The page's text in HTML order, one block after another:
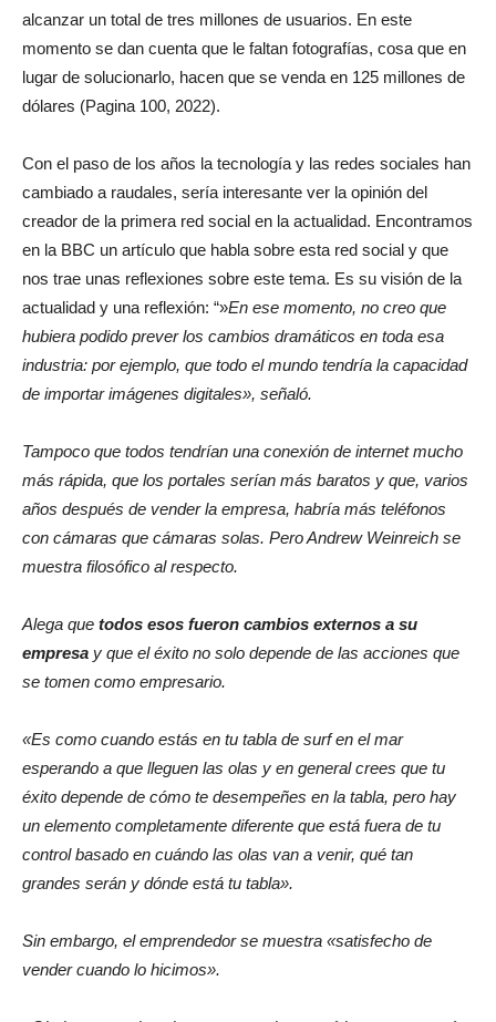
alcanzar un total de tres millones de usuarios. En este
momento se dan cuenta que le faltan fotografías, cosa que en
lugar de solucionarlo, hacen que se venda en 125 millones de
dólares (Pagina 100, 2022).
Con el paso de los años la tecnología y las redes sociales han
cambiado a raudales, sería interesante ver la opinión del
creador de la primera red social en la actualidad. Encontramos
en la BBC un artículo que habla sobre esta red social y que
nos trae unas reflexiones sobre este tema. Es su visión de la
actualidad y una reflexión: “»En ese momento, no creo que
hubiera podido prever los cambios dramáticos en toda esa
industria: por ejemplo, que todo el mundo tendría la capacidad
de importar imágenes digitales», señaló.
Tampoco que todos tendrían una conexión de internet mucho
más rápida, que los portales serían más baratos y que, varios
años después de vender la empresa, habría más teléfonos
con cámaras que cámaras solas. Pero Andrew Weinreich se
muestra filosófico al respecto.
Alega que todos esos fueron cambios externos a su
empresa y que el éxito no solo depende de las acciones que
se tomen como empresario.
«Es como cuando estás en tu tabla de surf en el mar
esperando a que lleguen las olas y en general crees que tu
éxito depende de cómo te desempeñes en la tabla, pero hay
un elemento completamente diferente que está fuera de tu
control basado en cuándo las olas van a venir, qué tan
grandes serán y dónde está tu tabla».
Sin embargo, el emprendedor se muestra «satisfecho de
vender cuando lo hicimos».